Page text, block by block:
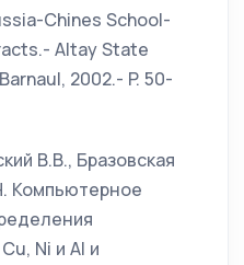
Chines School-
Altay State
2002.- P. 50-
В.В., Бразовская
Компьютерное
Ni и Al и